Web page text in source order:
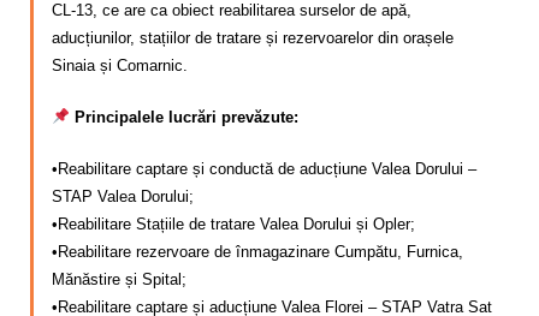
Comunicare
CL-13, ce are ca obiect reabilitarea surselor de apă,
aducțiunilor, stațiilor de tratare și rezervoarelor din orașele
Sinaia și Comarnic.
Principalele lucrări prevăzute:
•Reabilitare captare și conductă de aducțiune Valea Dorului –
STAP Valea Dorului;
•Reabilitare Stațiile de tratare Valea Dorului și Opler;
•Reabilitare rezervoare de înmagazinare Cumpătu, Furnica,
Mănăstire și Spital;
•Reabilitare captare și aducțiune Valea Florei – STAP Vatra Sat